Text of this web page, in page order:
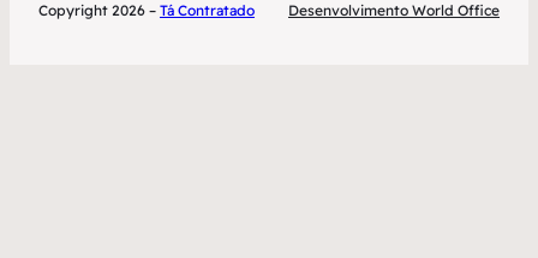
Copyright 2026 – Tá Contratado Desenvolvimento World Office